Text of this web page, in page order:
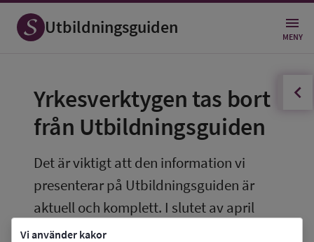
Vi använder kakor
Utbildningsguiden MENY
Öppna
Yrkesverktygen tas bort
från Utbildningsguiden
Det är viktigt att den information vi
presenterar på Utbildningsguiden är
aktuell och komplett. I slutet av april
2026 avpublicerar vi därför den del av